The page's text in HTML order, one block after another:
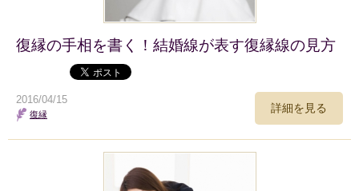
復縁の手相を書く！結婚線が表す復縁線の見方
2016/04/15
復縁 詳細を見る